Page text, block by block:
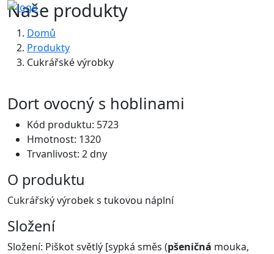
Naše produkty
Domů
Produkty
Cukrářské výrobky
Dort ovocný s hoblinami
Kód produktu: 5723
Hmotnost: 1320
Trvanlivost: 2 dny
O produktu
Cukrářský výrobek s tukovou náplní
Složení
Složení: Piškot světlý [sypká směs (pšeničná mouka,